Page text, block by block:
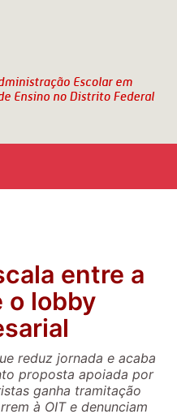
entre a
o lobby
reduz jornada e acaba
proposta apoiada por
ganha tramitação
à OIT e denunciam